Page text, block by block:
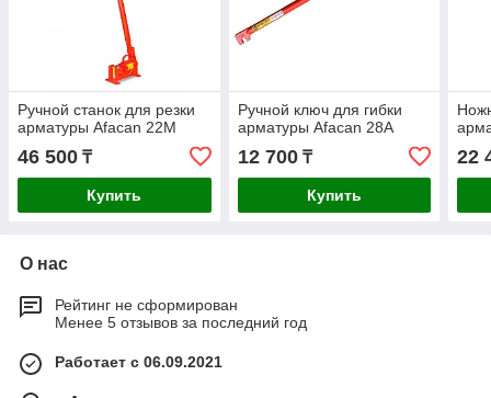
Ручной станок для резки
арматуры Afacan 22М
46 500 ₸
Купить
Ручной ключ для гибки
арматуры Afacan 28А
12 700₸
Купить
22
О нас
Рейтинг не сформирован
Менее 5 отзывов за последний год
Работает с 06.09.2021